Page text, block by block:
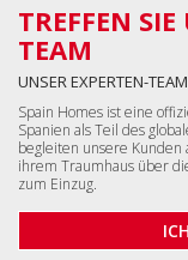
TREFFEN
TEAM
UNSER EXPERTEN-
Spain Homes ist eine
Spanien als Teil des
begleiten unsere Kunden
ihrem Traumhaus über
zum Einzug.